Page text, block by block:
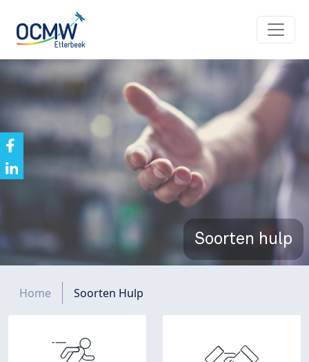
Soorten hulp
Kruimelpad
Home Soorten Hulp